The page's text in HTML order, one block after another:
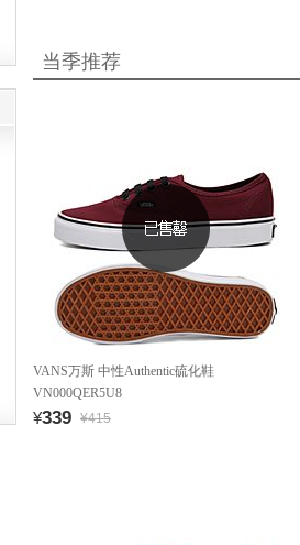
当季推荐
VANS万斯 中性Authentic硫化鞋
VN000QER5U8
¥339 ¥415